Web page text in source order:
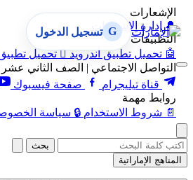
الإشعارات
🔔 إدارة الإشعارات
التطبيقات
🤖 تحميل تطبيق أندرويد  تحميل
التواصل الاجتماعي | الصف الثاني عشر
قناة تيليجرام
صفحة فيسبوك
روابط مهمة
📄 شروط الاستخدام 🔒 سياسة
G تسجيل الدخول
بحث
المناهج الإماراتية